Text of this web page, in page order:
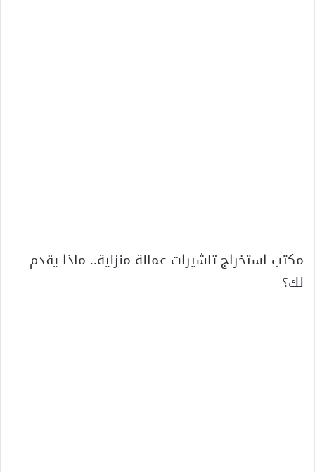
مكتب استخراج تاشيرات عمالة منزلية.. ماذا يقدم
لك؟